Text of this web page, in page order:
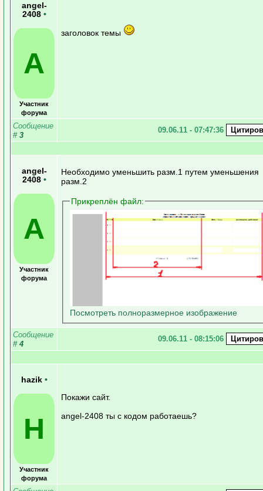
angel-
2408 •
A
Участник
форума
заголовок темы
Сообщение
# 3
09.06.11 - 07:47:36
angel-
2408 •
A
Участник
форума
Необходимо уменьшить разм.1 путем уменьшения
разм.2
Прикреплён файл:
Посмотреть полноразмерное изображение
Сообщение
# 4
09.06.11 - 08:15:06
hazik •
H
Участник
форума
Покажи сайт.
angel-2408 ты с кодом работаешь?